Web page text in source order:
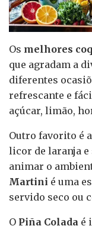
Os melhores
que agradam a
diferentes
refrescante e
açúcar, limão,
Outro favorito é a
licor de laranja
animar o
Martini é uma
servido seco ou
O Piña Colada é